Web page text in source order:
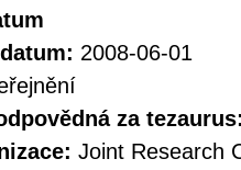
2008-06-01
za
Joint Research